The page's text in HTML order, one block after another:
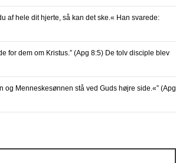
af hele dit hjerte, så kan det ske.« Han svarede:
for dem om Kristus.” (Apg 8:5) De tolv disciple blev
og Menneskesønnen stå ved Guds højre side.«” (Apg